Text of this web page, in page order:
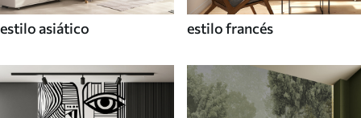
estilo asiático estilo francés